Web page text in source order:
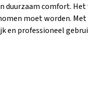
duurzaam comfort.
moet worden.
en professioneel